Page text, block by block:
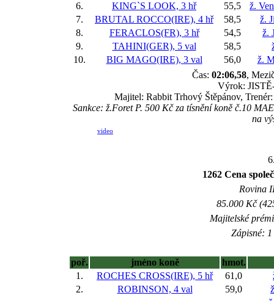
6.
KING`S LOOK, 3 hř 55,5
ž.
7.
BRUTAL ROCCO(IRE), 4 hř 58,5
ž.
8.
FERACLOS(FR), 3 hř 54,5
ž.
9.
TAHINI(GER), 5 val 58,5
10.
BIG MAGO(IRE), 3 val 56,0
ž.
Čas: 02:06,58,
Výrok:
Majitel: Rabbit Trhový Štěpánov,
Sankce: ž.Foret P. 500 Kč za tísnění koně č.10
na
video
1262 Cena
Rovina
85.000 Kč
Majitelské
Zápisné:
poř. jméno koně
hmot.
1.
ROCHES CROSS(IRE), 5 hř 61,0
2.
ROBINSON, 4 val 59,0